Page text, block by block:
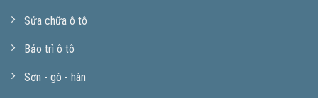
Sửa chữa ô tô
Bảo trì ô tô
Sơn - gò - hàn